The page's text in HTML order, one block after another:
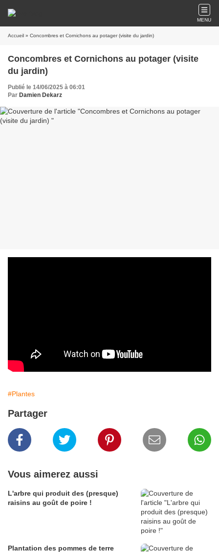
MENU
Accueil » Concombres et Cornichons au potager (visite du jardin)
Concombres et Cornichons au potager (visite
du jardin)
Publié le 14/06/2025 à 06:01
Par Damien Dekarz
#Plantes
Partager
Vous aimerez aussi
L'arbre qui produit des (presque)
raisins au goût de poire !
Plantation des pommes de terre